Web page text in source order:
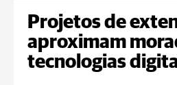
Projetos de
aproximam
tecnologias